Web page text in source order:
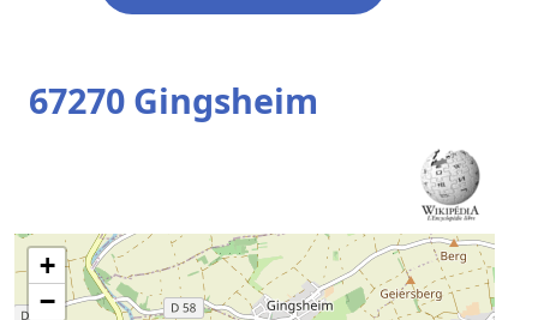
67270 Gingsheim
+
−